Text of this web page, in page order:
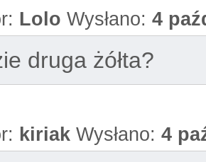
Lolo Wysłano: 4
druga żółta?
kiriak Wysłano: 4